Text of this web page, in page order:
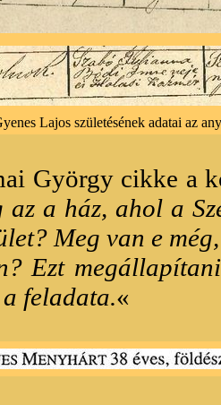
Lajos születésének adatai az
György cikke a
az a ház, ahol a
Meg van e
Ezt
feladata.«